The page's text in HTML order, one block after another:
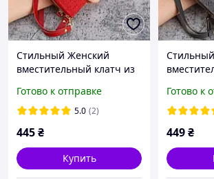
Стильный Женский
вместительный клатч из
Женский кошелек
портмоне из
Готово к отправке
5.0 (2)
445₴
Купить
Женский
Готово к
449₴